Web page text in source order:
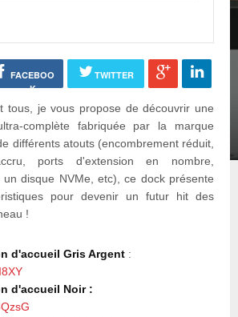
FACEBOO
K
TWITTER
tous, je vous propose de découvrir une
complète fabriquée par la marque
différents atouts (encombrement réduit,
ports d'extension en nombre,
disque NVMe, etc), ce dock présente
pour devenir un futur hit des
!
d'accueil Gris Argent :
d'accueil Noir :